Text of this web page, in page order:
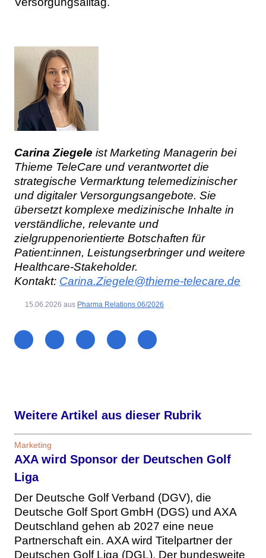
Carina Ziegele ist Marketing Managerin bei
Thieme TeleCare und verantwortet die
strategische Vermarktung telemedizinischer
und digitaler Versorgungsangebote. Sie
übersetzt komplexe medizinische Inhalte in
verständliche, relevante und
zielgruppenorientierte Botschaften für
Patient:innen, Leistungserbringer und weitere
Healthcare-Stakeholder.
Kontakt: Carina.Ziegele@thieme-telecare.de
15.06.2026 aus Pharma Relations 06/2026
Weitere Artikel aus dieser Rubrik
Marketing
AXA wird Sponsor der Deutschen Golf
Liga
Der Deutsche Golf Verband (DGV), die
Deutsche Golf Sport GmbH (DGS) und AXA
Deutschland gehen ab 2027 eine neue
Partnerschaft ein. AXA wird Titelpartner der
Deutschen Golf Liga (DGL). Der bundesweite